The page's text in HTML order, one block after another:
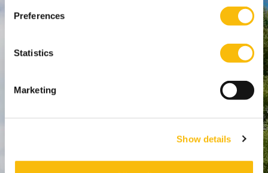
Preferences
Statistics
Marketing
Show details
Straatweg 25, 3621 BG Breukelen
Keizersgracht 285, 1016 ED A'dam